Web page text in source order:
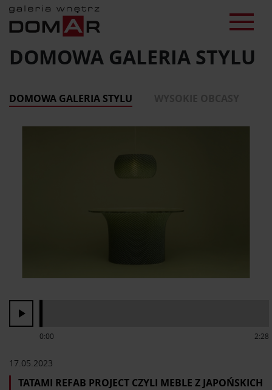
DOMOWA GALERIA STYLU
DOMOWA GALERIA STYLU
17.05.2023
TATAMI REFAB PROJECT CZYLI MEBLE Z JAPOŃSKICH
0:00 2:28